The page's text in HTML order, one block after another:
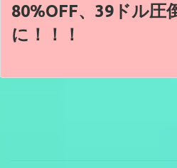
80%OFF、39ドル圧
に！！！